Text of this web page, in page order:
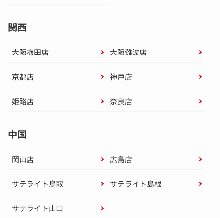
関西
大阪梅田店 大阪難波店
京都店 神戸店
姫路店 奈良店
中国
岡山店 広島店
サテライト鳥取 サテライト島根
サテライト山口